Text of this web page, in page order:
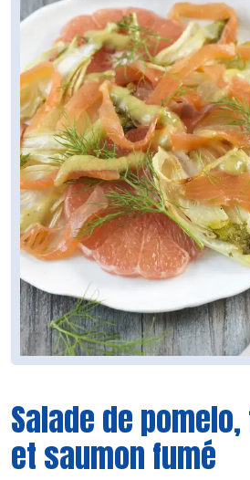
Salade de
et saumon fumé